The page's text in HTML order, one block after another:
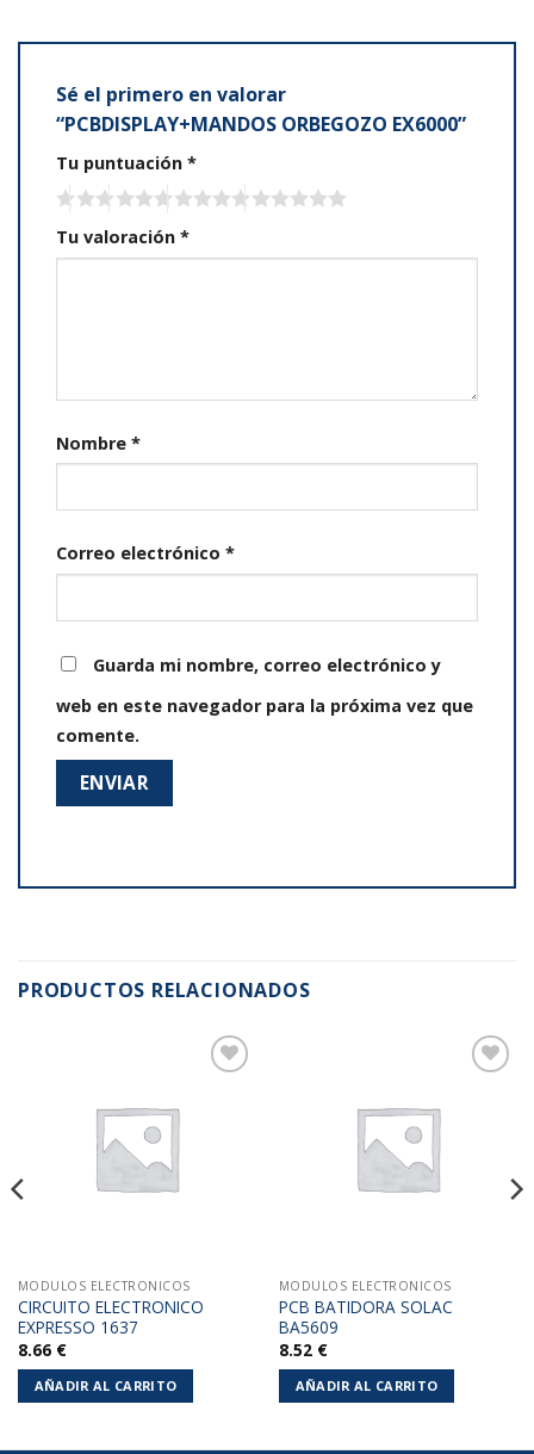
Sé el primero en valorar
“PCBDISPLAY+MANDOS ORBEGOZO EX6000”
Tu puntuación *
Tu valoración *
Nombre *
Correo electrónico *
Guarda mi nombre, correo electrónico y
web en este navegador para la próxima vez que
comente.
PRODUCTOS RELACIONADOS
MODULOS ELECTRONICOS
CIRCUITO ELECTRONICO
EXPRESSO 1637
8.66 €
AÑADIR AL CARRITO
MODULOS ELECTRONICOS
PCB BATIDORA SOLAC
BA5609
8.52 €
AÑADIR AL CARRITO